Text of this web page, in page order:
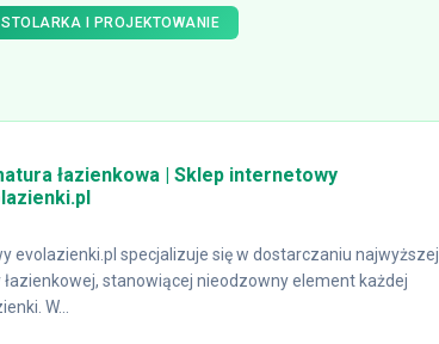
I PROJEKTOWANIE
łazienkowa | Sklep internetowy
evolazienki.pl specjalizuje się w dostarczaniu najwyższej
stanowiącej nieodzowny element każdej
W...